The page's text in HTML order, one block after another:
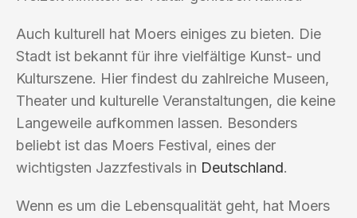
Auch kulturell hat Moers einiges zu bieten. Die
Stadt ist bekannt für ihre vielfältige Kunst- und
Kulturszene. Hier findest du zahlreiche Museen,
Theater und kulturelle Veranstaltungen, die keine
Langeweile aufkommen lassen. Besonders
beliebt ist das Moers Festival, eines der
wichtigsten Jazzfestivals in Deutschland.
Wenn es um die Lebensqualität geht, hat Moers